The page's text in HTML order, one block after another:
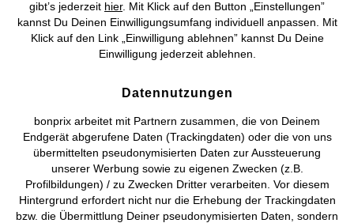
gibt’s jederzeit hier. Mit Klick auf den Button „Einstellungen”
kannst Du Deinen Einwilligungsumfang individuell anpassen. Mit
Klick auf den Link „Einwilligung ablehnen” kannst Du Deine
Einwilligung jederzeit ablehnen.
Datennutzungen
bonprix arbeitet mit Partnern zusammen, die von Deinem
Endgerät abgerufene Daten (Trackingdaten) oder die von uns
übermittelten pseudonymisierten Daten zur Aussteuerung
unserer Werbung sowie zu eigenen Zwecken (z.B.
Profilbildungen) / zu Zwecken Dritter verarbeiten. Vor diesem
Hintergrund erfordert nicht nur die Erhebung der Trackingdaten
bzw. die Übermittlung Deiner pseudonymisierten Daten, sondern